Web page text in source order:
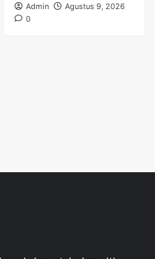
Admin
Agustus 9, 2026
0